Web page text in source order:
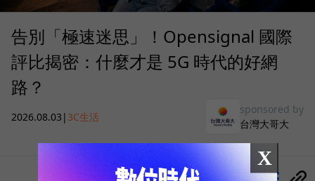
告別「極速迷思」！Opensignal 國際
評比揭密：什麼才是 5G 時代的好網
路？
2026.08.03 | 3C生活
sponsored by
台灣大哥大
X